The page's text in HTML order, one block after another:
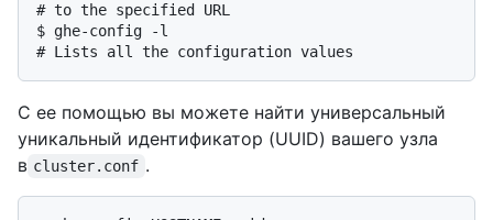
# to the specified URL
$ ghe-config -l
# Lists all the configuration values
С ее помощью вы можете найти универсальный
уникальный идентификатор (UUID) вашего узла
в cluster.conf .